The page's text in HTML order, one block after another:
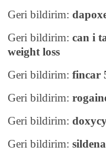
Geri bildirim:
Geri bildirim:can i
weight loss
Geri bildirim:fincar
Geri bildirim:
Geri bildirim:
Geri bildirim: